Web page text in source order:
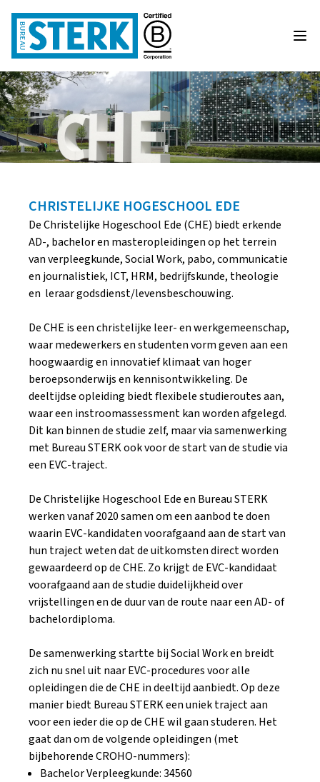
CHRISTELIJKE HOGESCHOOL EDE
De Christelijke Hogeschool Ede (CHE) biedt erkende
AD-, bachelor en masteropleidingen op het terrein
van verpleegkunde, Social Work, pabo, communicatie
en journalistiek, ICT, HRM, bedrijfskunde, theologie
en leraar godsdienst/levensbeschouwing.
De CHE is een christelijke leer- en werkgemeenschap,
waar medewerkers en studenten vorm geven aan een
hoogwaardig en innovatief klimaat van hoger
beroepsonderwijs en kennisontwikkeling. De
deeltijdse opleiding biedt flexibele studieroutes aan,
waar een instroomassessment kan worden afgelegd.
Dit kan binnen de studie zelf, maar via samenwerking
met Bureau STERK ook voor de start van de studie via
een EVC-traject.
De Christelijke Hogeschool Ede en Bureau STERK
werken vanaf 2020 samen om een aanbod te doen
waarin EVC-kandidaten voorafgaand aan de start van
hun traject weten dat de uitkomsten direct worden
gewaardeerd op de CHE. Zo krijgt de EVC-kan­didaat
voorafgaand aan de studie duidelijk­heid over
vrijstellingen en de duur van de route naar een AD- of
bachelordiploma.
De samenwerking startte bij Social Work en breidt
zich nu snel uit naar EVC-procedures voor alle
opleidingen die de CHE in deeltijd aanbiedt. Op deze
manier biedt Bureau STERK een uniek traject aan
voor een ieder die op de CHE wil gaan studeren. Het
gaat dan om de volgende opleidingen (met
bijbehorende CROHO-nummers):
Bachelor Verpleegkunde: 34560